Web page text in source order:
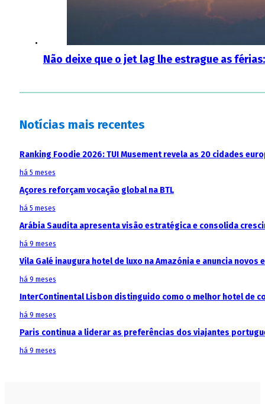
Não deixe que o jet lag lhe estrague as
Notícias mais recentes
Ranking Foodie 2026: TUI Musement revela as 20 cidades
há 5 meses
Açores reforçam vocação global na BTL
há 5 meses
Arábia Saudita apresenta visão estratégica e consolida
há 9 meses
Vila Galé inaugura hotel de luxo na Amazónia e anuncia
há 9 meses
InterContinental Lisbon distinguido como o melhor hotel de
há 9 meses
Paris continua a liderar as preferências dos viajantes
há 9 meses